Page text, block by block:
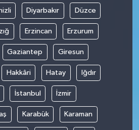
Diyarbakır Düzce
Erzincan Erzurum
Gaziantep Giresun
Hakkâri Hatay Iğdır
İstanbul İzmir
Karabük Karaman